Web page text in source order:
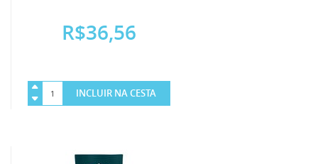
R$36,56
INCLUIR NA CESTA